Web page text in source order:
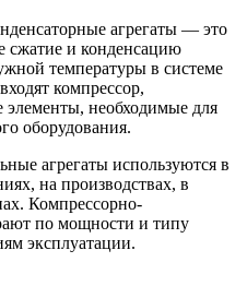
агрегаты — это
сжатие и конденсацию
температуры в системе
компрессор,
элементы, необходимые для
оборудования.
агрегаты используются в
на производствах, в
Компрессорно-
по мощности и типу
эксплуатации.